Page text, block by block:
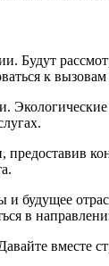
Будут
к
и будущее
в
вместе